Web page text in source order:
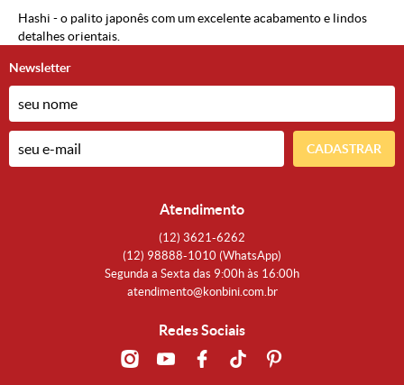
Hashi - o palito japonês com um excelente acabamento e lindos
detalhes orientais.
Newsletter
CADASTRAR
Atendimento
(12) 3621-6262
(12) 98888-1010 (WhatsApp)
Segunda a Sexta das 9:00h às 16:00h
atendimento@konbini.com.br
Redes Sociais